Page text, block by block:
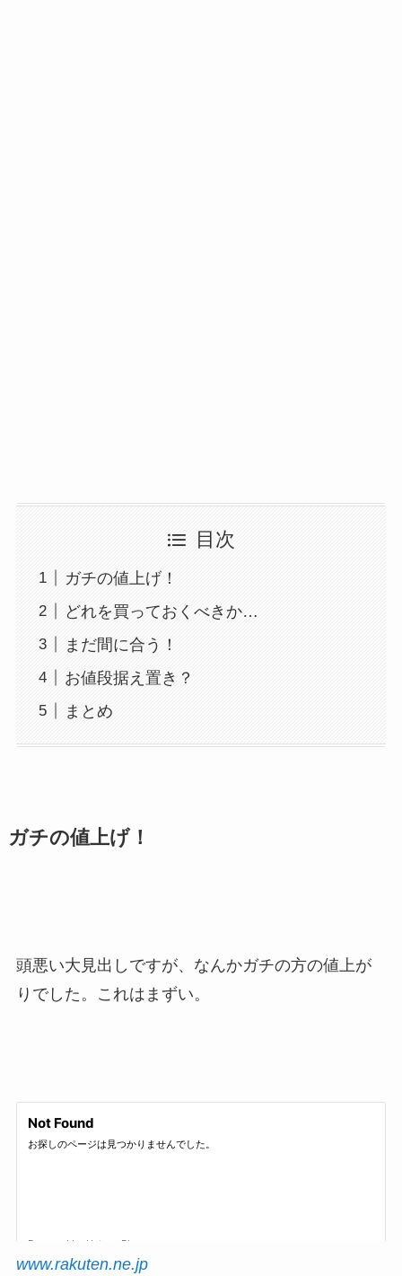
目次
ガチの値上げ！
どれを買っておくべきか…
まだ間に合う！
お値段据え置き？
まとめ
ガチの値上げ！
頭悪い大見出しですが、なんかガチの方の値上が
りでした。これはまずい。
www.rakuten.ne.jp